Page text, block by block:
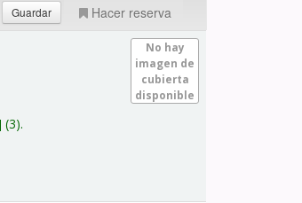
Hacer reserva
No hay
imagen de
cubierta
disponible
(3).